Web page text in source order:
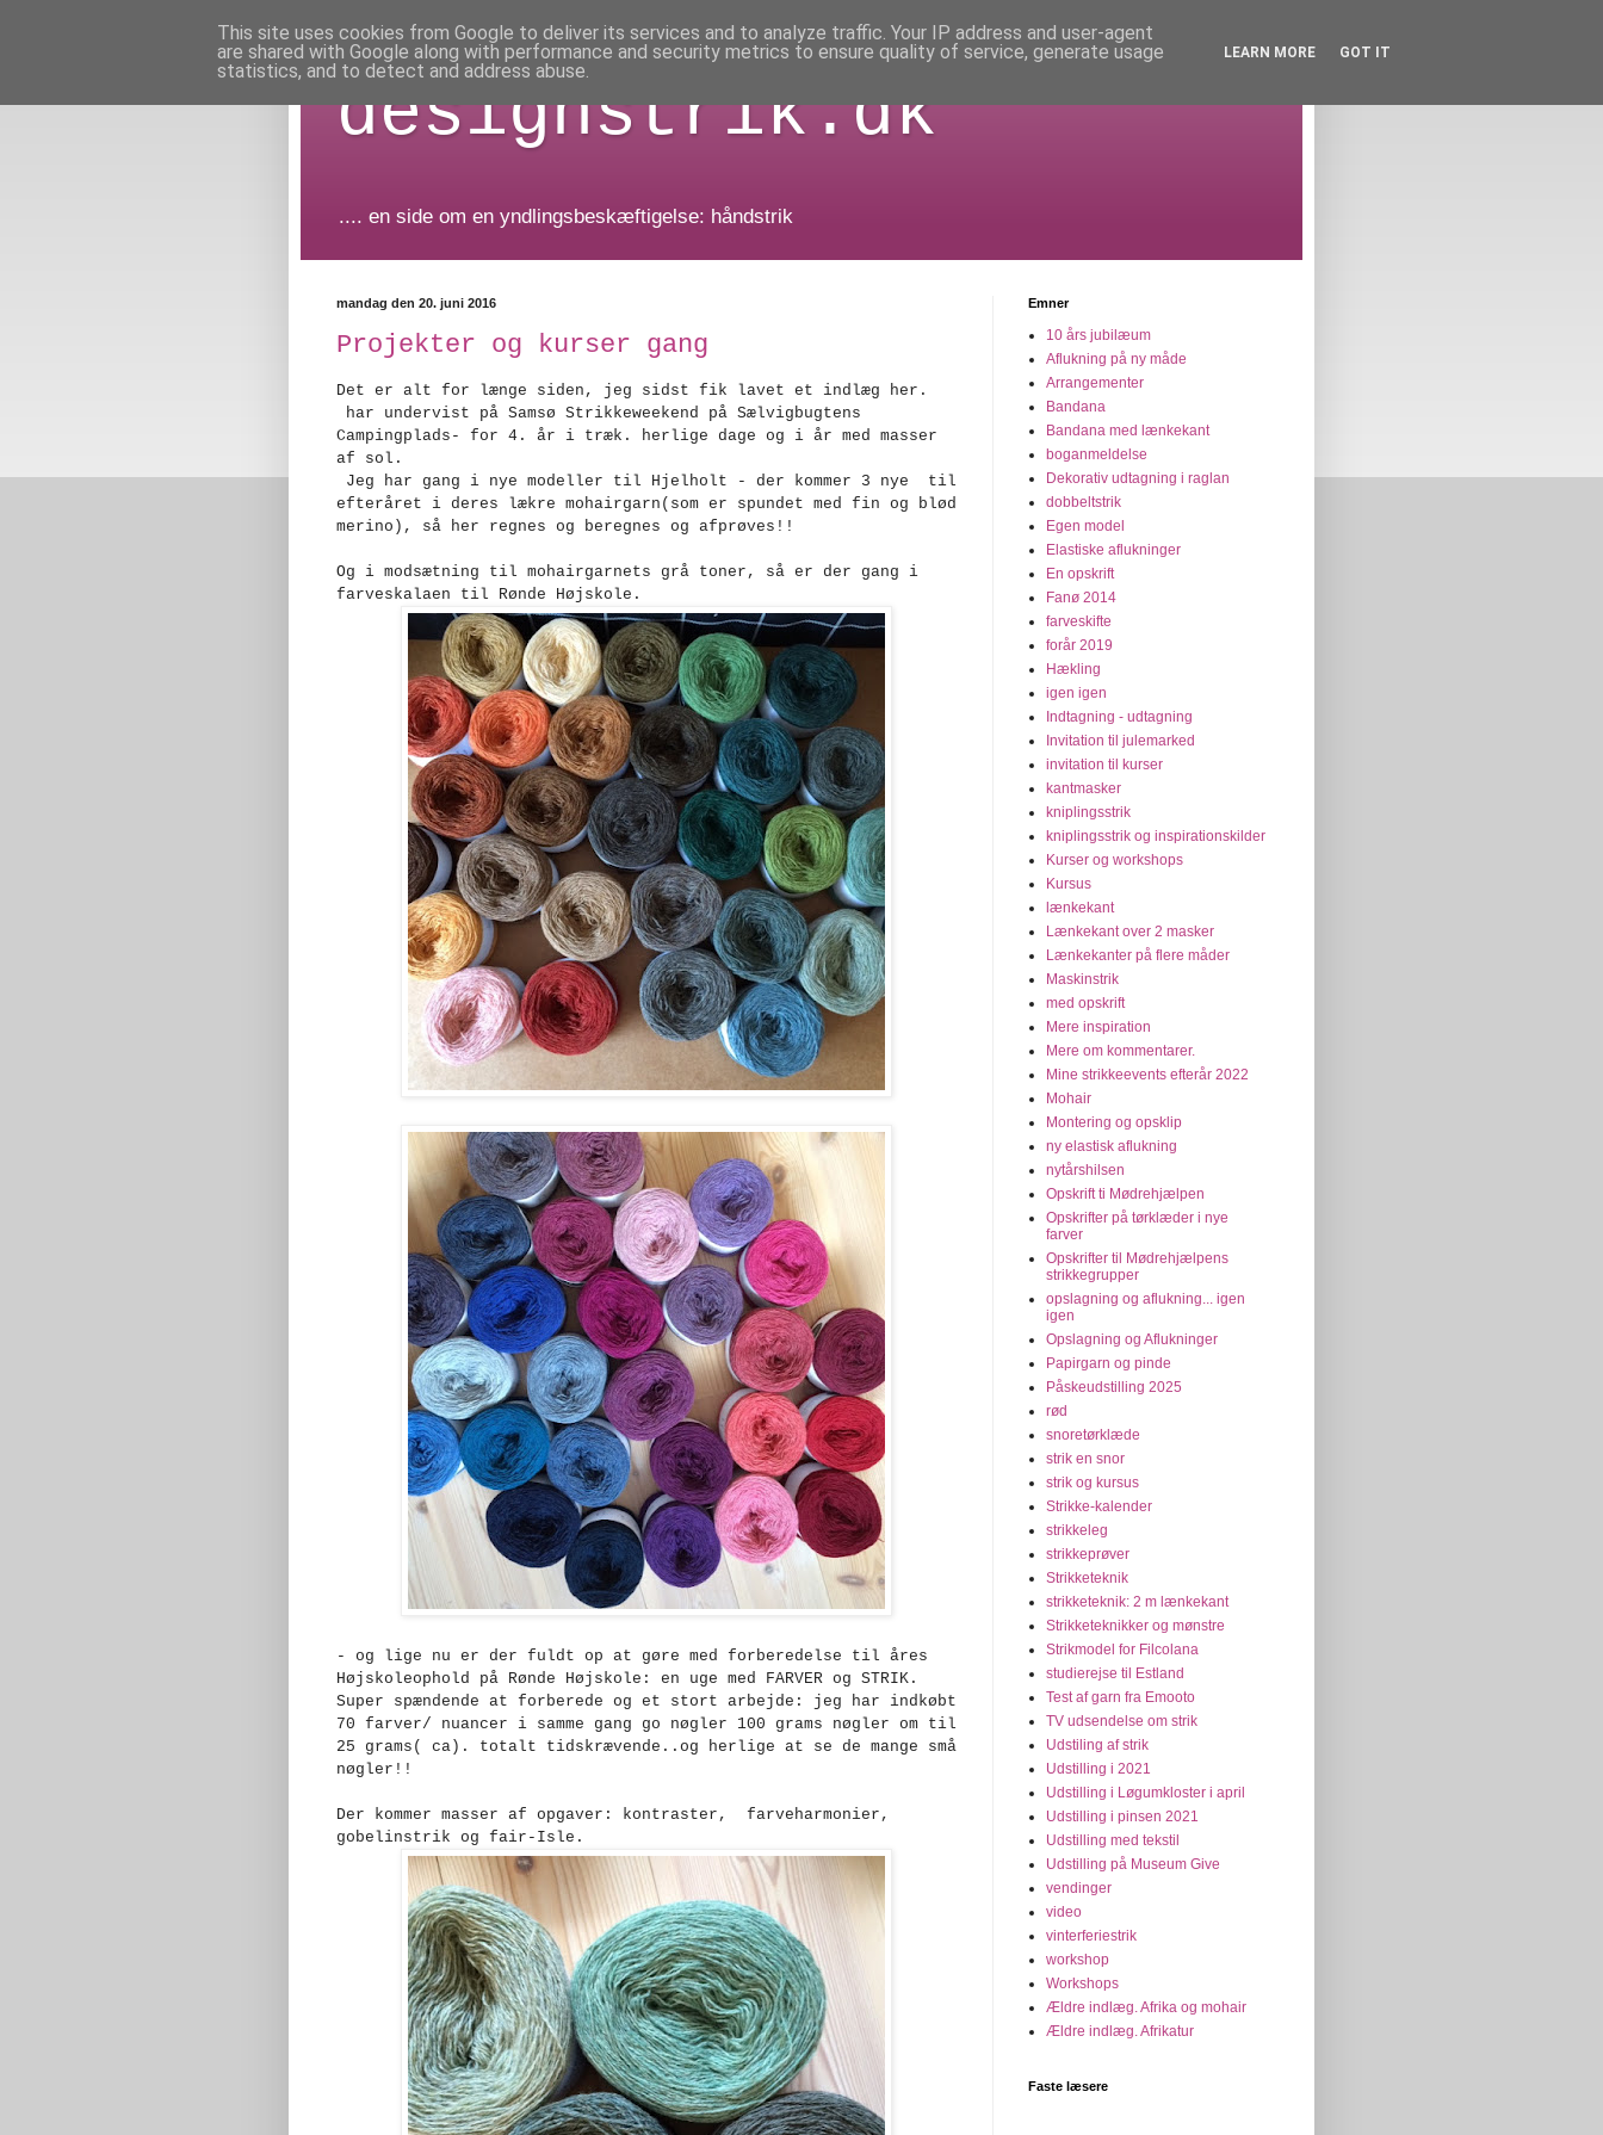
designstrik.dk
.... en side om en yndlingsbeskæftigelse: håndstrik
mandag den 20. juni 2016
Projekter og kurser gang
Det er alt for længe siden, jeg sidst fik lavet et indlæg her.
har undervist på Samsø Strikkeweekend på Sælvigbugtens
Campingplads- for 4. år i træk. herlige dage og i år med masser
af sol.
Jeg har gang i nye modeller til Hjelholt - der kommer 3 nye til
efteråret i deres lækre mohairgarn(som er spundet med fin og blød
merino), så her regnes og beregnes og afprøves!!
Og i modsætning til mohairgarnets grå toner, så er der gang i
farveskalaen til Rønde Højskole.
- og lige nu er der fuldt op at gøre med forberedelse til åres
Højskoleophold på Rønde Højskole: en uge med FARVER og STRIK.
Super spændende at forberede og et stort arbejde: jeg har indkøbt
70 farver/ nuancer i samme gang go nøgler 100 grams nøgler om til
25 grams( ca). totalt tidskrævende..og herlige at se de mange små
nøgler!!
Der kommer masser af opgaver: kontraster, farveharmonier,
gobelinstrik og fair-Isle.
Emner
10 års jubilæum
Aflukning på ny måde
Arrangementer
Bandana
Bandana med lænkekant
boganmeldelse
Dekorativ udtagning i raglan
dobbeltstrik
Egen model
Elastiske aflukninger
En opskrift
Fanø 2014
farveskifte
forår 2019
Hækling
igen igen
Indtagning - udtagning
Invitation til julemarked
invitation til kurser
kantmasker
kniplingsstrik
kniplingsstrik og inspirationskilder
Kurser og workshops
Kursus
lænkekant
Lænkekant over 2 masker
Lænkekanter på flere måder
Maskinstrik
med opskrift
Mere inspiration
Mere om kommentarer.
Mine strikkeevents efterår 2022
Mohair
Montering og opsklip
ny elastisk aflukning
nytårshilsen
Opskrift ti Mødrehjælpen
Opskrifter på tørklæder i nye
farver
Opskrifter til Mødrehjælpens
strikkegrupper
opslagning og aflukning... igen
igen
Opslagning og Aflukninger
Papirgarn og pinde
Påskeudstilling 2025
rød
snoretørklæde
strik en snor
strik og kursus
Strikke-kalender
strikkeleg
strikkeprøver
Strikketeknik
strikketeknik: 2 m lænkekant
Strikketeknikker og mønstre
Strikmodel for Filcolana
studierejse til Estland
Test af garn fra Emooto
TV udsendelse om strik
Udstiling af strik
Udstilling i 2021
Udstilling i Løgumkloster i april
Udstilling i pinsen 2021
Udstilling med tekstil
Udstilling på Museum Give
vendinger
video
vinterferiestrik
workshop
Workshops
Ældre indlæg. Afrika og mohair
Ældre indlæg. Afrikatur
Faste læsere
This site uses cookies from Google to deliver its services and to analyze traffic. Your IP address and user-agent
are shared with Google along with performance and security metrics to ensure quality of service, generate usage
statistics, and to detect and address abuse.
LEARN MORE GOT IT